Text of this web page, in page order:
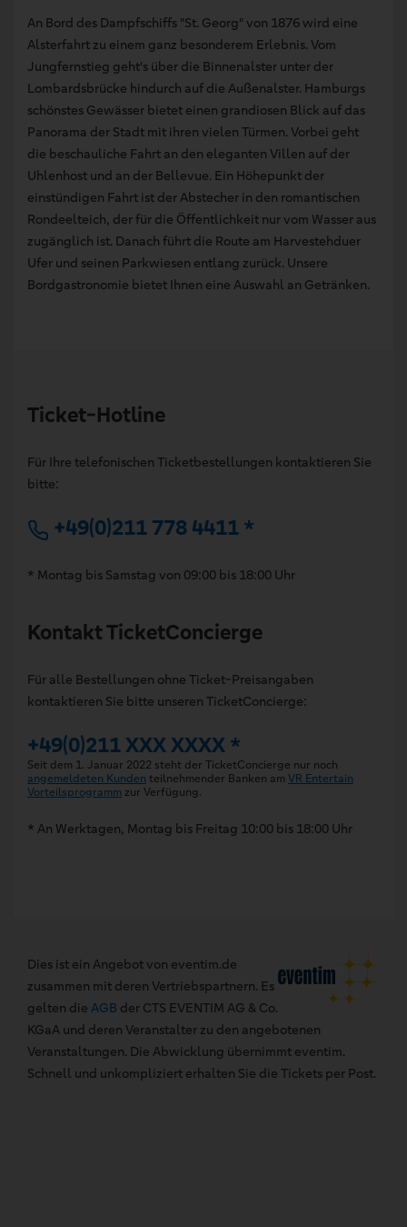
An Bord des Dampfschiffs "St. Georg" von 1876 wird eine
Alsterfahrt zu einem ganz besonderem Erlebnis. Vom
Jungfernstieg geht's über die Binnenalster unter der
Lombardsbrücke hindurch auf die Außenalster. Hamburgs
schönstes Gewässer bietet einen grandiosen Blick auf das
Panorama der Stadt mit ihren vielen Türmen. Vorbei geht
die beschauliche Fahrt an den eleganten Villen auf der
Uhlenhost und an der Bellevue. Ein Höhepunkt der
einstündigen Fahrt ist der Abstecher in den romantischen
Rondeelteich, der für die Öffentlichkeit nur vom Wasser aus
zugänglich ist. Danach führt die Route am Harvestehduer
Ufer und seinen Parkwiesen entlang zurück. Unsere
Bordgastronomie bietet Ihnen eine Auswahl an Getränken.
Ticket-Hotline
Für Ihre telefonischen Ticketbestellungen kontaktieren Sie
bitte:
+49(0)211 778 4411 *
* Montag bis Samstag von 09:00 bis 18:00 Uhr
Kontakt TicketConcierge
Für alle Bestellungen ohne Ticket-Preisangaben
kontaktieren Sie bitte unseren TicketConcierge:
+49(0)211 XXX XXXX *
Seit dem 1. Januar 2022 steht der TicketConcierge nur noch
angemeldeten Kunden teilnehmender Banken am VR Entertain
Vorteilsprogramm zur Verfügung.
* An Werktagen, Montag bis Freitag 10:00 bis 18:00 Uhr
Dies ist ein Angebot von eventim.de
zusammen mit deren Vertriebspartnern. Es
gelten die AGB der CTS EVENTIM AG & Co.
KGaA und deren Veranstalter zu den angebotenen
Veranstaltungen. Die Abwicklung übernimmt eventim.
Schnell und unkompliziert erhalten Sie die Tickets per Post.